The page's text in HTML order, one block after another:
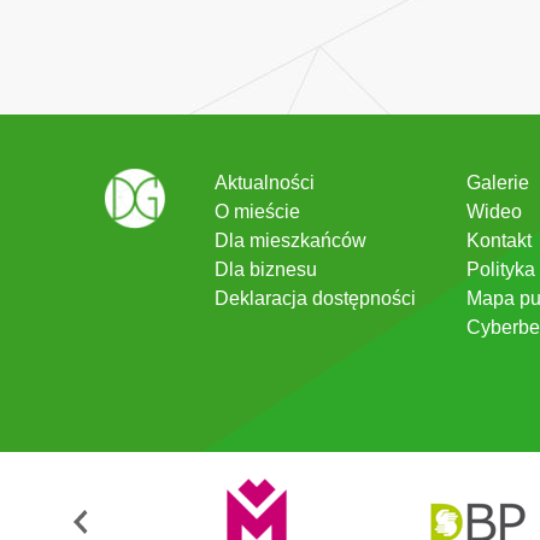
Aktualności
O mieście
Dla mieszkańców
Dla biznesu
Deklaracja dostępności
Galerie
Wideo
Kontakt
Mapa